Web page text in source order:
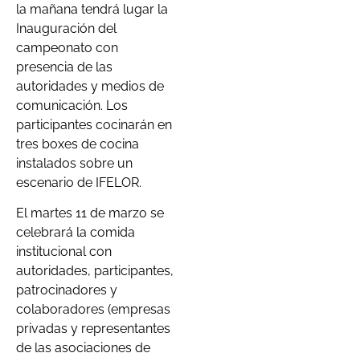
la mañana tendrá lugar la
Inauguración del
campeonato con
presencia de las
autoridades y medios de
comunicación. Los
participantes cocinarán en
tres boxes de cocina
instalados sobre un
escenario de IFELOR.
El martes 11 de marzo se
celebrará la comida
institucional con
autoridades, participantes,
patrocinadores y
colaboradores (empresas
privadas y representantes
de las asociaciones de